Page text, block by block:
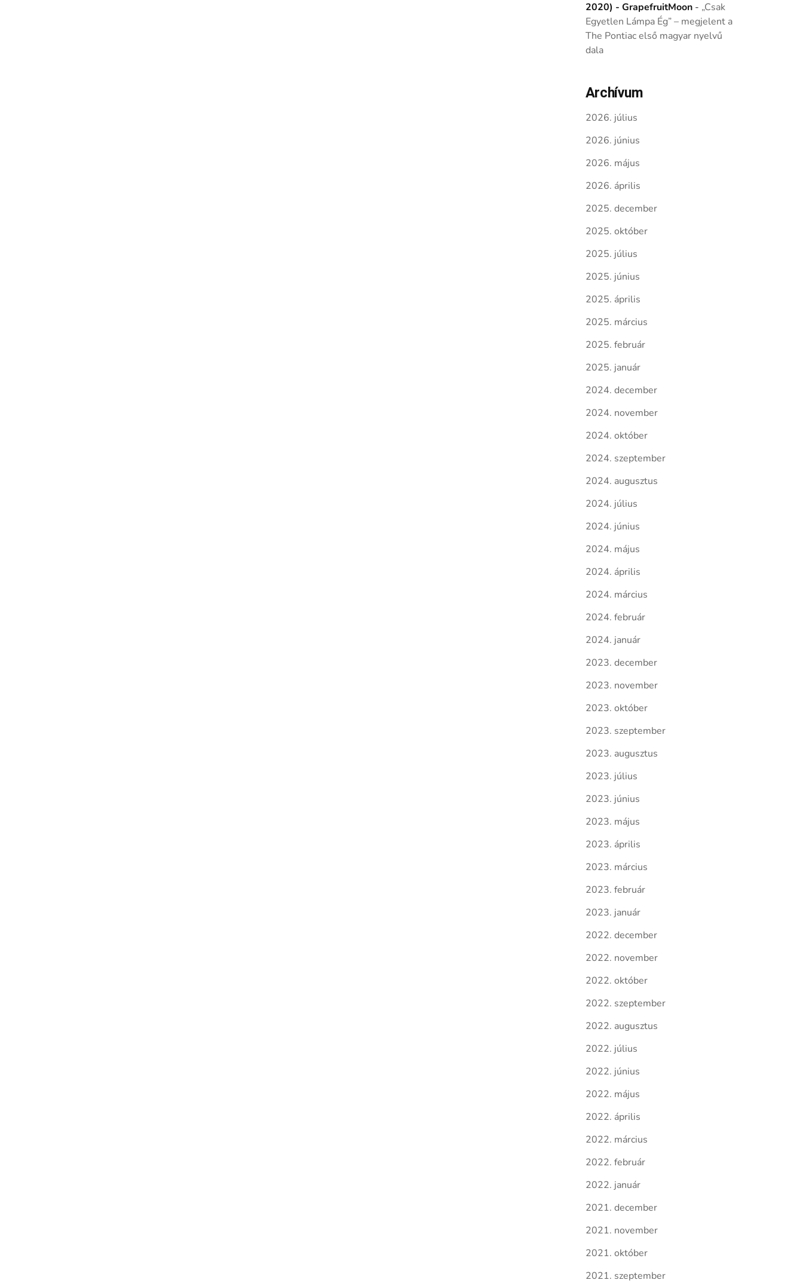
2020) - GrapefruitMoon- „Csak
Egyetlen Lámpa Ég” – megjelent a
The Pontiac első magyar nyelvű
dala
Archívum
2026. július
2026. június
2026. május
2026. április
2025. december
2025. október
2025. július
2025. június
2025. április
2025. március
2025. február
2025. január
2024. december
2024. november
2024. október
2024. szeptember
2024. augusztus
2024. július
2024. június
2024. május
2024. április
2024. március
2024. február
2024. január
2023. december
2023. november
2023. október
2023. szeptember
2023. augusztus
2023. július
2023. június
2023. május
2023. április
2023. március
2023. február
2023. január
2022. december
2022. november
2022. október
2022. szeptember
2022. augusztus
2022. július
2022. június
2022. május
2022. április
2022. március
2022. február
2022. január
2021. december
2021. november
2021. október
2021. szeptember